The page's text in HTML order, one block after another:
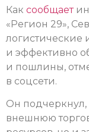
Как сообщает
«Регион 29»,
логистические
и эффективно
и пошлины,
в соцсети.
Он подчеркнул,
внешнюю